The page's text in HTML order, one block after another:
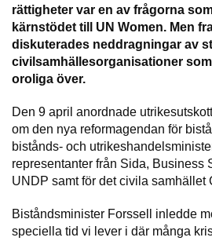
rättigheter var en av frågorna
kärnstödet till UN Women. Men
diskuterades neddragningar av
civilsamhällesorganisationer
oroliga över.
Den 9 april anordnade
om den nya reformagendan för
bistånds- och
representanter från Sida, Business
UNDP samt för det civila samhället
Biståndsminister Forssell inledde
speciella tid vi lever i där många